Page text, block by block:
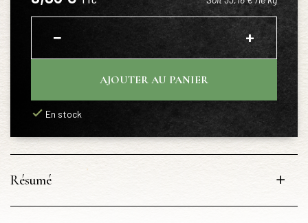
− +
AJOUTER AU PANIER
En stock
Résumé